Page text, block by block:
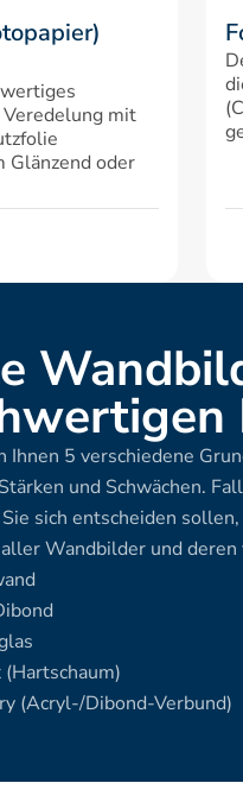
mit
Glänzend oder
Ihnen 5 verschiedene
und Schwächen.
sich entscheiden
Wandbilder und
(Hartschaum)
(Acryl-/Dibond-Verbund)